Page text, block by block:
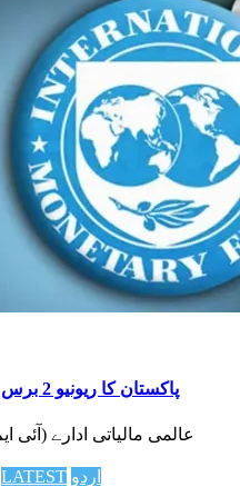
پاکستان کا ریونیو 2 برس میں دگنا ہو گیا: آئی ایم ایف
LATEST اردو